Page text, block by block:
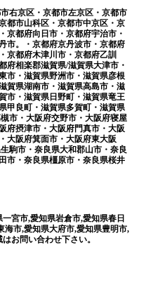
右京区・京都市左京区・京都市
都市山科区・京都市中京区・京
京都府向日市・京都府宇治市・
市。・京都府京丹波市・京都府
京都府木津川市・京都府乙訓
府相楽郡滋賀県/滋賀県大津市・
市・滋賀県野洲市・滋賀県彦根
賀県湖南市・滋賀県高島市・滋
市・滋賀県日野町・滋賀県竜王
甲良町・滋賀県多賀町・滋賀県
市・大阪府交野市・大阪府寝屋
府摂津市・大阪府門真市・大阪
大阪府箕面市・大阪府東大阪
駒市・奈良県大和郡山市・奈良
市・奈良県橿原市・奈良県桜井
宮市,愛知県岩倉市,愛知県春日
海市,愛知県大府市,愛知県豊明市,
お問い合わせ下さい。